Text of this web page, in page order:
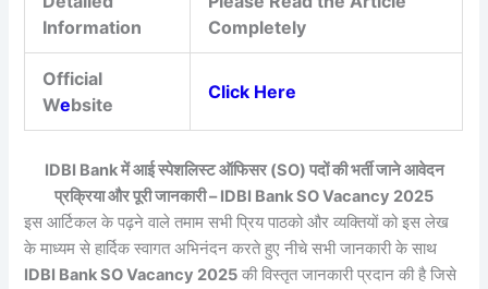
Information
Completely
Official
Website
Click Here
IDBI Bank में आई स्पेशलिस्ट ऑफिसर (SO) पदों की भर्ती जाने आवेदन
प्रक्रिया और पूरी जानकारी – IDBI Bank SO Vacancy 2025
इस आर्टिकल के पढ़ने वाले तमाम सभी प्रिय पाठको और व्यक्तियों को इस लेख
के माध्यम से हार्दिक स्वागत अभिनंदन करते हुए नीचे सभी जानकारी के साथ
IDBI Bank SO Vacancy 2025 की विस्तृत जानकारी प्रदान की है जिसे